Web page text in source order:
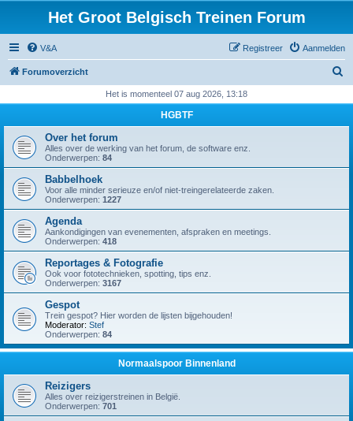
Het Groot Belgisch Treinen Forum
V&A Aanmelden
Registreer
Forumoverzicht
k
Het is momenteel 07 aug 2026, 13:18
HGBTF
Over het forum
Alles over de werking van het forum, de software enz.
Onderwerpen: 84
Babbelhoek
Voor alle minder serieuze en/of niet-treingerelateerde zaken.
Onderwerpen: 1227
Agenda
Aankondigingen van evenementen, afspraken en meetings.
Onderwerpen: 418
Reportages & Fotografie
Ook voor fototechnieken, spotting, tips enz.
Onderwerpen: 3167
Gespot
Trein gespot? Hier worden de lijsten bijgehouden!
Moderator: Stef
Onderwerpen: 84
Normaalspoor Binnenland
Reizigers
Alles over reizigerstreinen in België.
Onderwerpen: 701